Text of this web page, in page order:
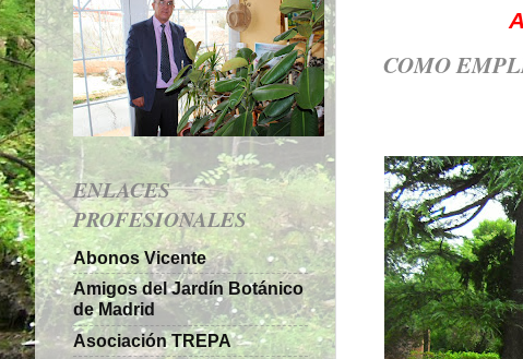
COMO
ENLACES
PROFESIONALES
Abonos Vicente
Amigos del Jardín Botánico
de Madrid
Asociación TREPA